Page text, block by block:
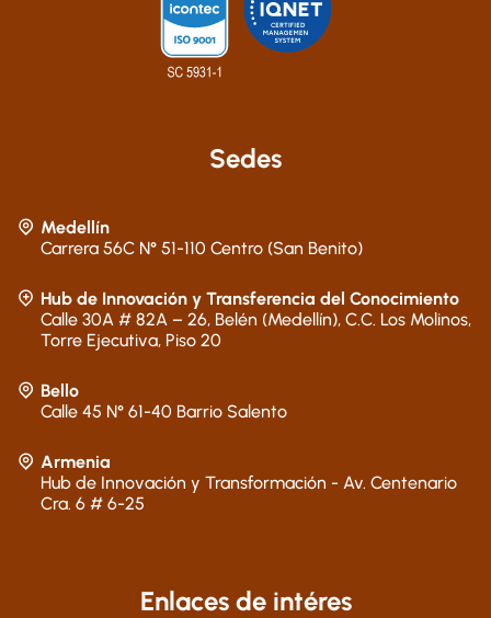
Sedes
Medellín
Carrera 56C N° 51-110 Centro (San Benito)
Hub de Innovación y Transferencia del Conocimiento
Calle 30A # 82A – 26, Belén (Medellín), C.C. Los Molinos,
Torre Ejecutiva, Piso 20
Bello
Calle 45 N° 61-40 Barrio Salento
Armenia
Hub de Innovación y Transformación - Av. Centenario
Cra. 6 # 6-25
Enlaces de intéres